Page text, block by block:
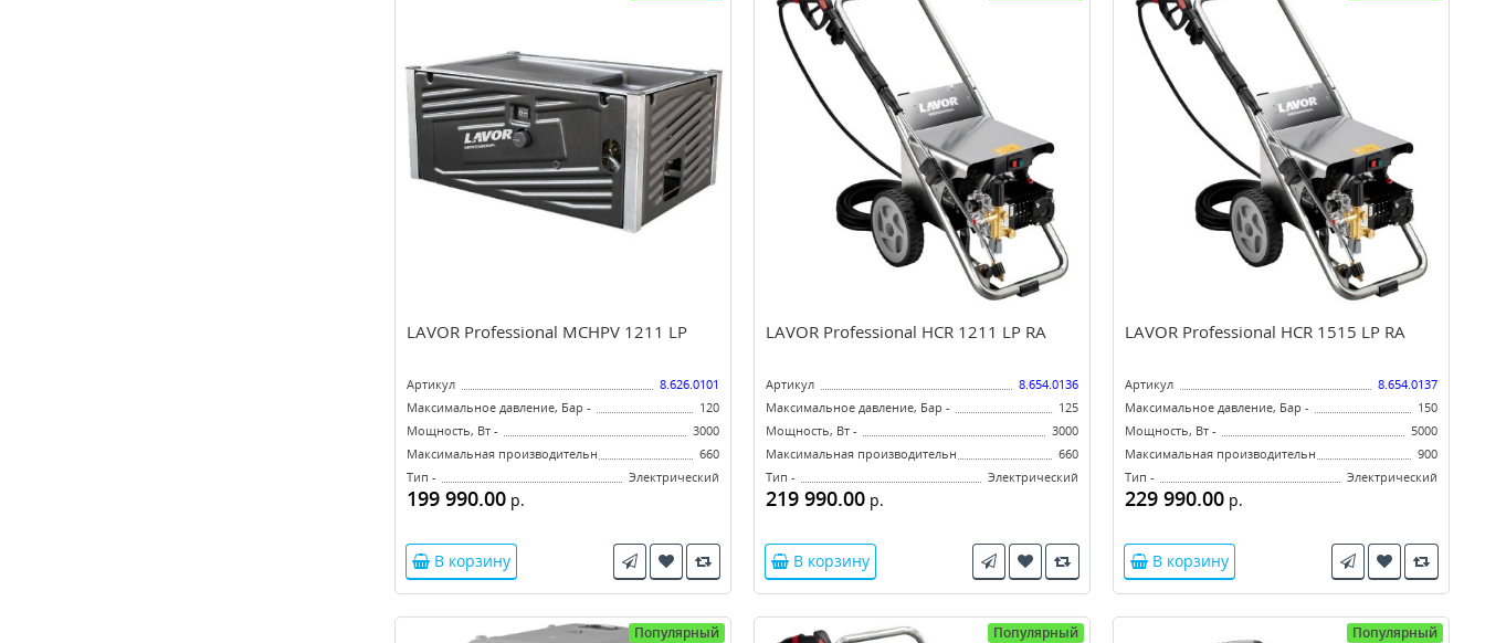
LAVOR Professional MCHPV 1211 LP
Артикул
8.626.0101
Максимальное давление, Бар -
120
Мощность, Вт -
3000
Максимальная производительность, л/ч -
660
Тип -
Электрический
199 990.00 р.
В корзину
LAVOR Professional HCR 1211 LP RA
Артикул
8.654.0136
Максимальное давление, Бар -
125
Мощность, Вт -
3000
Максимальная производительность, л/ч -
660
Тип -
Электрический
219 990.00р.
В корзину
LAVOR Professional HCR 1515 LP RA
Артикул
8.654.0137
Максимальное давление, Бар -
150
Мощность, Вт -
5000
Максимальная производительность, л/ч -
900
Тип -
Электрический
229 990.00р.
В корзину
Популярный Популярный Популярный